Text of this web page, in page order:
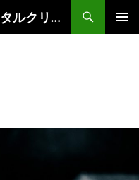
【精神科/心療内科】ららメンタルクリニック